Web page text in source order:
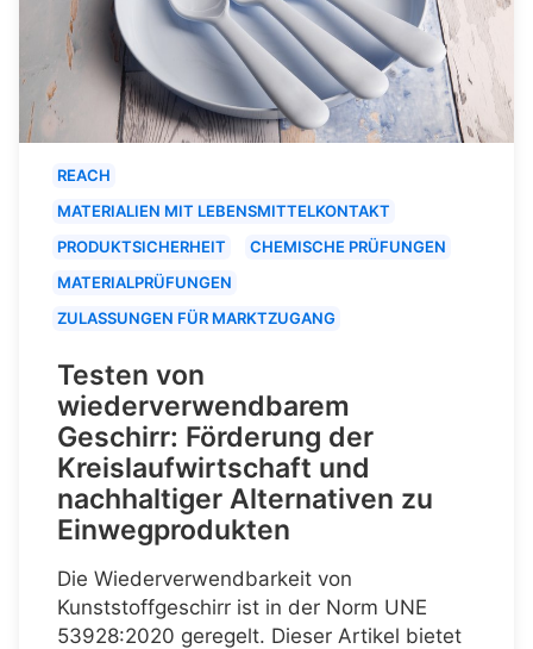
REACH
MATERIALIEN MIT LEBENSMITTELKONTAKT
PRODUKTSICHERHEIT
CHEMISCHE PRÜFUNGEN
MATERIALPRÜFUNGEN
ZULASSUNGEN FÜR MARKTZUGANG
Testen von
wiederverwendbarem
Geschirr: Förderung der
Kreislaufwirtschaft und
nachhaltiger Alternativen zu
Einwegprodukten
Die Wiederverwendbarkeit von
Kunststoffgeschirr ist in der Norm UNE
53928:2020 geregelt. Dieser Artikel bietet